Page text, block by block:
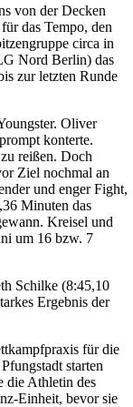
von der Decken
das Tempo, den
circa in
Nord Berlin) das
zur letzten Runde
Oliver
konterte.
reißen. Doch
Ziel nochmal an
und enger Fight,
Minuten das
Kreisel und
um 16 bzw. 7
Schilke (8:45,10
Ergebnis der
für die
starten
die Athletin des
Einheit, bevor sie